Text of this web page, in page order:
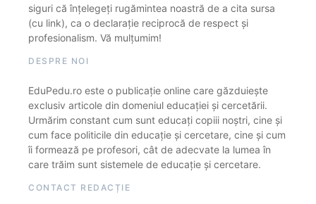
siguri că înțelegeți rugămintea noastră de a cita sursa
(cu link), ca o declarație reciprocă de respect și
profesionalism. Vă mulțumim!
DESPRE NOI
EduPedu.ro este o publicație online care găzduiește
exclusiv articole din domeniul educației și cercetării.
Urmărim constant cum sunt educați copiii noștri, cine și
cum face politicile din educație și cercetare, cine și cum
îi formează pe profesori, cât de adecvate la lumea în
care trăim sunt sistemele de educație și cercetare.
CONTACT REDACȚIE